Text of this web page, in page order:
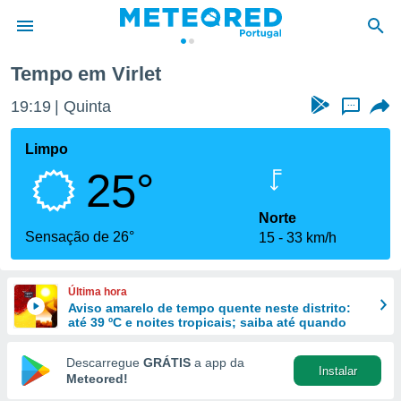
da
foi
fornecidas
a este
das
e
forma
digital
Tempo em Virlet
19:19 Quinta ...
Limpo
25°
Sensação de 26°
Norte
15
33 km/h
Última hora
Aviso amarelo de tempo quente neste distrito:
até 39 ºC e noites tropicais; saiba até quando
Descarregue GRÁTIS a app da
Meteored!
Instalar